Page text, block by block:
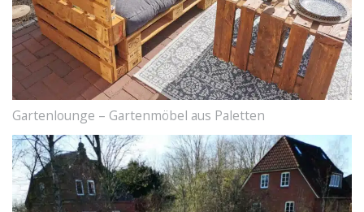
Gartenlounge – Gartenmöbel aus Paletten